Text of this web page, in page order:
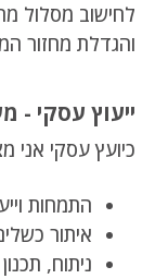
לחישוב מסלול
והגדלת מחזור
ייעוץ עסקי -
כיועץ עסקי אני
התמחות
איתור
ניתוח,